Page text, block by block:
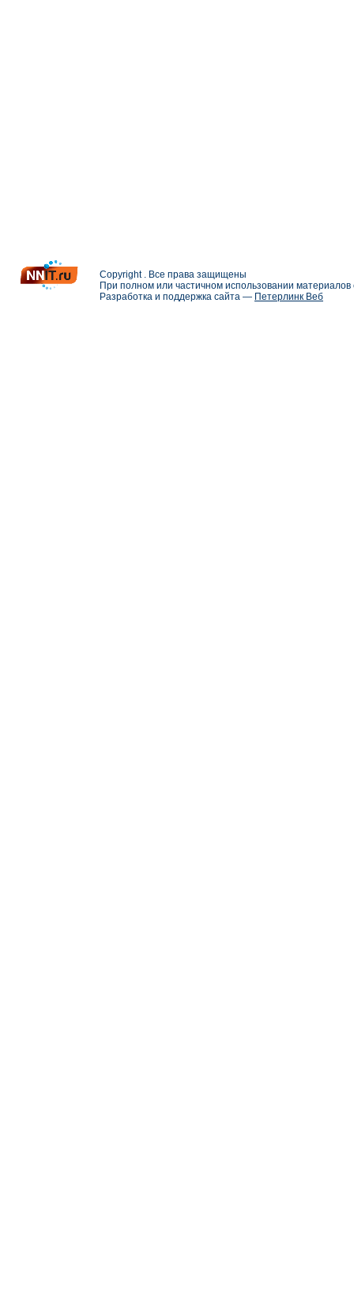
Copyright . Все права защищены
При полном или частичном использовании
Разработка и поддержка сайта — Петерлинк Веб